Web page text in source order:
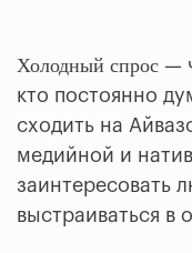
Холодный спрос —
кто постоянно
сходить на
медийной и
заинтересовать
выстраиваться в